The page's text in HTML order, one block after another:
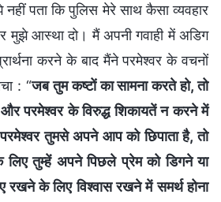
पता कि पुलिस मेरे साथ कैसा व्यवहार
मुझे आस्था दो। मैं अपनी गवाही में अडिग
करने के बाद मैंने परमेश्वर के वचनों
: “जब तुम कष्टों का सामना करते हो, तो
परमेश्वर के विरुद्ध शिकायतें न करने में
परमेश्वर तुमसे अपने आप को छिपाता है, तो
तुम्हें अपने पिछले प्रेम को डिगने या
रखने के लिए विश्वास रखने में समर्थ होना